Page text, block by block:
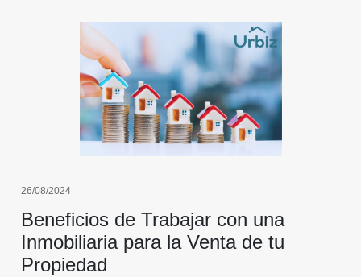
26/08/2024
Beneficios de Trabajar con una
Inmobiliaria para la Venta de tu
Propiedad